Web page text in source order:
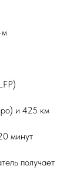
и 425 км
минут
получает